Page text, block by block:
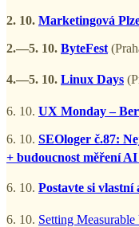
2. 10. Marketingová
2.—5. 10. ByteFest
4.—5. 10. Linux Days
6. 10. UX Monday –
6. 10. SEOloger č.87:
+ budoucnost měření
6. 10. Postavte si
6. 10. Setting